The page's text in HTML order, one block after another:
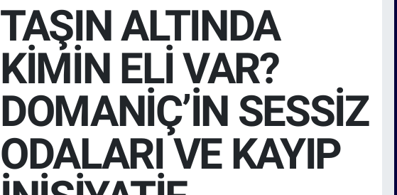
TAŞIN ALTINDA
KİMİN ELİ VAR?
DOMANİÇ’İN SESSİZ
ODALARI VE KAYIP